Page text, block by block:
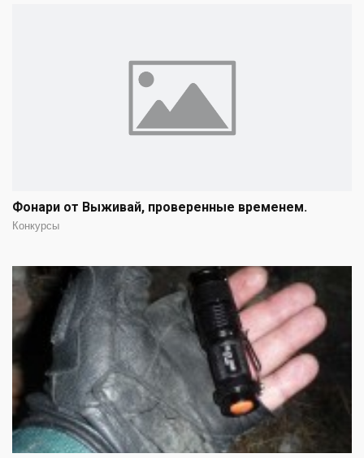
Фонари от Выживай, проверенные временем.
Конкурсы